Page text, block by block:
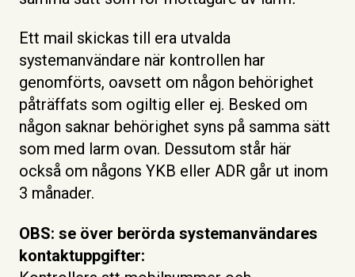
Ett mail skickas till era utvalda
systemanvändare när kontrollen har
genomförts, oavsett om någon behörighet
påträffats som ogiltig eller ej. Besked om
någon saknar behörighet syns på samma sätt
som med larm ovan. Dessutom står här
också om någons YKB eller ADR går ut inom
3 månader.
OBS: se över berörda systemanvändares
kontaktuppgifter: